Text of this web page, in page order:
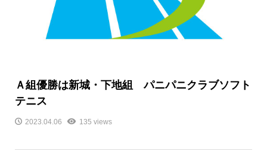
Ａ組優勝は新城・下地組 パニパニクラブソフト
テニス
2023.04.06 135 views